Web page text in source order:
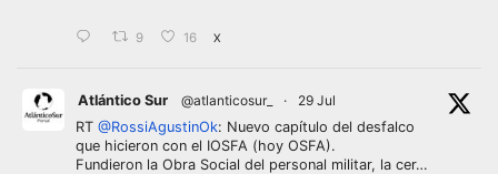
9 16 X
Atlántico Sur @atlanticosur_ ·
29 Jul
RT @RossiAgustinOk: Nuevo capítulo del desfalco
que hicieron con el IOSFA (hoy OSFA).
Fundieron la Obra Social del personal militar, la cer…